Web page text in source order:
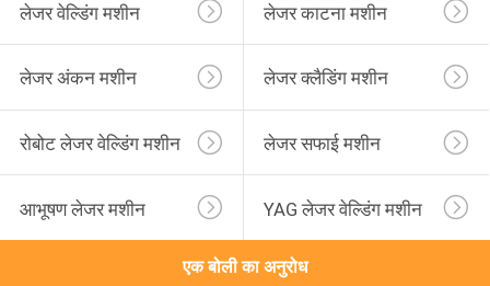
लेजर वेल्डिंग मशीन लेजर काटना मशीन
लेजर अंकन मशीन लेजर क्लैडिंग मशीन
रोबोट लेजर वेल्डिंग मशीन लेजर सफाई मशीन
आभूषण लेजर मशीन YAG लेजर वेल्डिंग मशीन
एक बोली का अनुरोध